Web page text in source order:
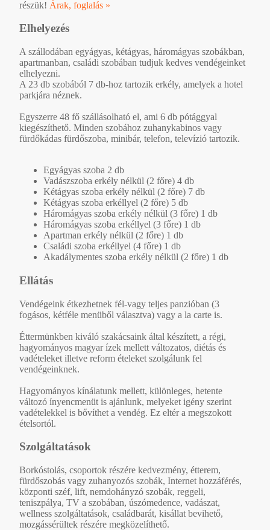
részük! Árak, foglalás »
Elhelyezés
A szállodában egyágyas, kétágyas, háromágyas szobákban,
apartmanban, családi szobában tudjuk kedves vendégeinket
elhelyezni.
A 23 db szobából 7 db-hoz tartozik erkély, amelyek a hotel
parkjára néznek.
Egyszerre 48 fő szállásolható el, ami 6 db pótággyal
kiegészíthető. Minden szobához zuhanykabinos vagy
fürdőkádas fürdőszoba, minibár, telefon, televízió tartozik.
Egyágyas szoba 2 db
Vadászszoba erkély nélkül (2 főre) 4 db
Kétágyas szoba erkély nélkül (2 főre) 7 db
Kétágyas szoba erkéllyel (2 főre) 5 db
Háromágyas szoba erkély nélkül (3 főre) 1 db
Háromágyas szoba erkéllyel (3 főre) 1 db
Apartman erkély nélkül (2 főre) 1 db
Családi szoba erkéllyel (4 főre) 1 db
Akadálymentes szoba erkély nélkül (2 főre) 1 db
Ellátás
Vendégeink étkezhetnek fél-vagy teljes panzióban (3
fogásos, kétféle menüből választva) vagy a la carte is.
Éttermünkben kiváló szakácsaink által készített, a régi,
hagyományos magyar ízek mellett változatos, diétás és
vadételeket illetve reform ételeket szolgálunk fel
vendégeinknek.
Hagyományos kínálatunk mellett, különleges, hetente
változó ínyencmenüt is ajánlunk, melyeket igény szerint
vadételekkel is bővíthet a vendég. Ez eltér a megszokott
ételsortól.
Szolgáltatások
Borkóstolás, csoportok részére kedvezmény, étterem,
fürdőszobás vagy zuhanyozós szobák, Internet hozzáférés,
központi széf, lift, nemdohányzó szobák, reggeli,
teniszpálya, TV a szobában, úszómedence, vadászat,
wellness szolgáltatások, családbarát, kisállat bevihető,
mozgássérültek részére megközelíthető.